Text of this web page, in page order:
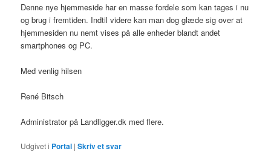
Denne nye hjemmeside har en masse fordele som kan tages i nu
og brug i fremtiden. Indtil videre kan man dog glæde sig over at
hjemmesiden nu nemt vises på alle enheder blandt andet
smartphones og PC.
Med venlig hilsen
René Bitsch
Administrator på Landligger.dk med flere.
Udgivet i Portal |Skriv et svar